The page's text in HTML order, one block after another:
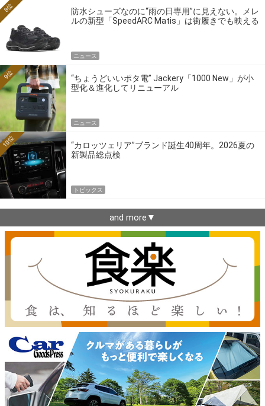
防水シューズなのに“雨の日専用”に見えない。メレ
ルの新型「SpeedARC Matis」は街履きでも映える
8位
ニュース
“ちょうどいいポタ電” Jackery「1000 New」が小
型化＆進化してリニューアル
9位
ニュース
“カロッツェリア”ブランド誕生40周年。2026夏の
新製品総点検
10位
トピックス
and more▼